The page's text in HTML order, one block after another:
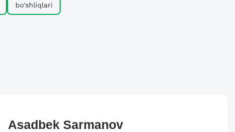
bo'shliqlari
Asadbek Sarmanov